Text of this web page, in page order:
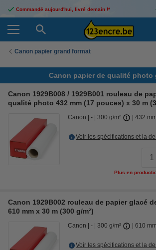
Commandé aujourd'hui, livré demain !*
Canon papier grand format
Canon papier de qualité photo
Canon 1929B008 / 1929B001 rouleau de
qualité photo 432 mm (17 pouces) x 30 m
Canon - 300 g/m² 432
Voir les spécifications et la
Plus en
Canon 1929B002 rouleau de papier glacé
610 mm x 30 m (300 g/m²)
Canon - 300 g/m² 610
Voir les spécifications et la